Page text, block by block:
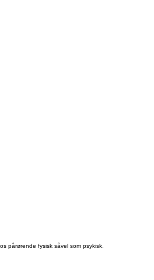
pårørende fysisk såvel som psykisk.